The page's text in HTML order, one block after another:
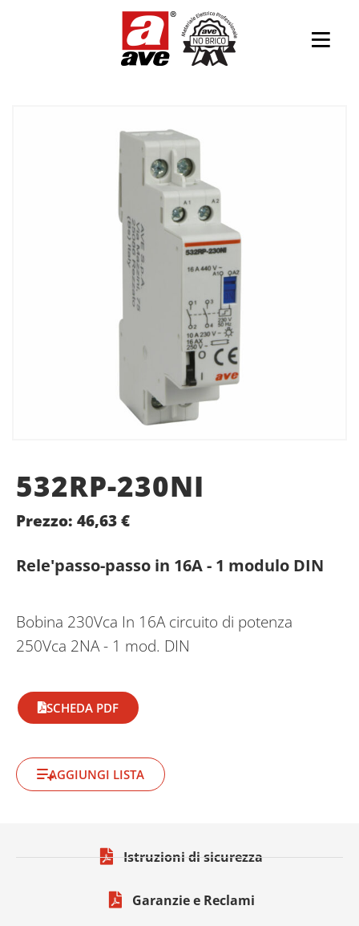
532RP-230NI
Prezzo: 46,63€
Rele'passo-passo in 16A - 1 modulo DIN
Bobina 230Vca In 16A circuito di potenza
250Vca 2NA - 1 mod. DIN
SCHEDA PDF
AGGIUNGI LISTA
Istruzioni di sicurezza
Garanzie e Reclami